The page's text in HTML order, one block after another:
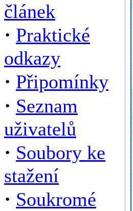
článek
· Praktické
odkazy
· Připomínky
· Seznam
uživatelů
· Soubory ke
stažení
· Soukromé